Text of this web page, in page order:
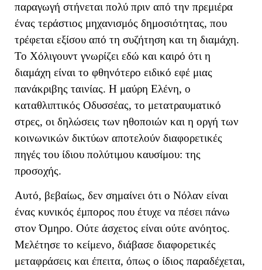
παραγωγή στήνεται πολύ πριν από την πρεμιέρα
ένας τεράστιος μηχανισμός δημοσιότητας, που
τρέφεται εξίσου από τη συζήτηση και τη διαμάχη.
Το Χόλιγουντ γνωρίζει εδώ και καιρό ότι η
διαμάχη είναι το φθηνότερο ειδικό εφέ μιας
πανάκριβης ταινίας. Η μαύρη Ελένη, ο
καταθλιπτικός Οδυσσέας, το μετατραυματικό
στρες, οι δηλώσεις των ηθοποιών και η οργή των
κοινωνικών δικτύων αποτελούν διαφορετικές
πηγές του ίδιου πολύτιμου καυσίμου: της
προσοχής.
Αυτό, βεβαίως, δεν σημαίνει ότι ο Νόλαν είναι
ένας κυνικός έμπορος που έτυχε να πέσει πάνω
στον Όμηρο. Ούτε άσχετος είναι ούτε ανόητος.
Μελέτησε το κείμενο, διάβασε διαφορετικές
μεταφράσεις και έπειτα, όπως ο ίδιος παραδέχεται,